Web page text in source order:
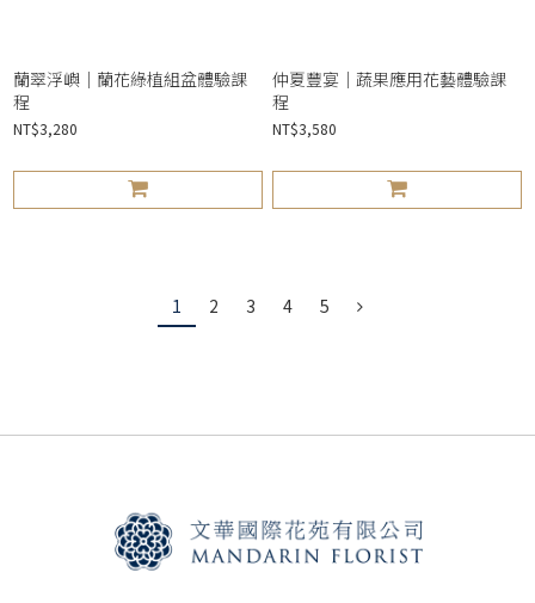
蘭翠浮嶼｜蘭花綠植組盆體驗課
程
NT$3,280
仲夏豐宴｜蔬果應用花藝體驗課
程
NT$3,580
1 2 3 4 5